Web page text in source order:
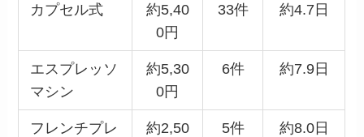
カプセル式
約5,40
0円
33件 約4.7日
エスプレッソ
マシン
約5,30
0円
6件 約7.9日
フレンチプレ
約2,50
5件 約8.0日